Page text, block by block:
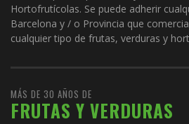
Hortofrutícolas. Se puede adherir
Barcelona y / o Provincia que
cualquier tipo de frutas, verduras y
MÁS DE 30 AÑOS DE
FRUTAS Y VERDURAS